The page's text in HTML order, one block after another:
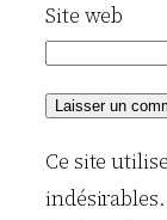
Site web
Ce site
indésirables.